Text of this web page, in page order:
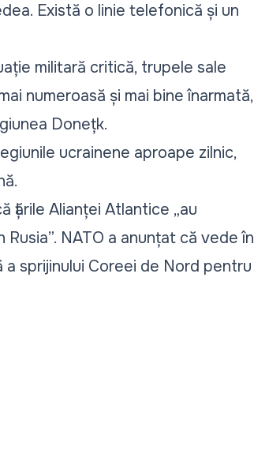
Există o linie telefonică și un
militară critică, trupele sale
numeroasă și mai bine înarmată,
Donețk.
ucrainene aproape zilnic,
țările Alianței Atlantice „au
NATO a anunțat că vede în
sprijinului Coreei de Nord pentru